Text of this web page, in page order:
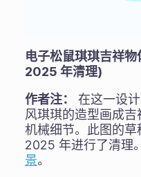
电子松鼠琪琪吉祥物
2025 年清理)
作者注：
在这一设
风琪琪的造型画成
机械细节。此图的
2025 年进行了清理
景。